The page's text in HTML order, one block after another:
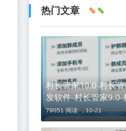
热门文章
村长管家10.0-村长
发软件-村长管家
79051 阅读 ，10-21